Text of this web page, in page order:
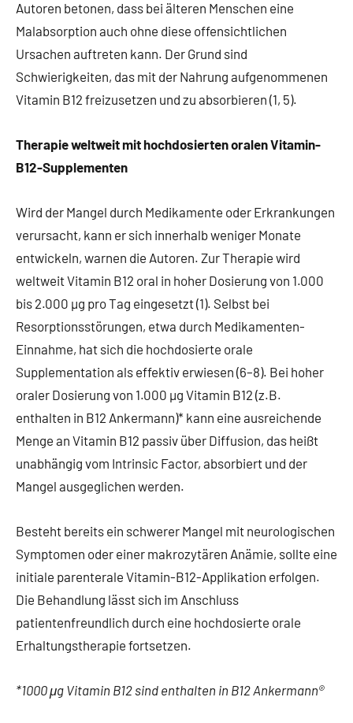
Autoren betonen, dass bei älteren Menschen eine
Malabsorption auch ohne diese offensichtlichen
Ursachen auftreten kann. Der Grund sind
Schwierigkeiten, das mit der Nahrung aufgenommenen
Vitamin B12 freizusetzen und zu absorbieren (1, 5).
Therapie weltweit mit hochdosierten oralen Vitamin-
B12-Supplementen
Wird der Mangel durch Medikamente oder Erkrankungen
verursacht, kann er sich innerhalb weniger Monate
entwickeln, warnen die Autoren. Zur Therapie wird
weltweit Vitamin B12 oral in hoher Dosierung von 1.000
bis 2.000 µg pro Tag eingesetzt (1). Selbst bei
Resorptionsstörungen, etwa durch Medikamenten-
Einnahme, hat sich die hochdosierte orale
Supplementation als effektiv erwiesen (6–8). Bei hoher
oraler Dosierung von 1.000 µg Vitamin B12 (z.B.
enthalten in B12 Ankermann)* kann eine ausreichende
Menge an Vitamin B12 passiv über Diffusion, das heißt
unabhängig vom Intrinsic Factor, absorbiert und der
Mangel ausgeglichen werden.
Besteht bereits ein schwerer Mangel mit neurologischen
Symptomen oder einer makrozytären Anämie, sollte eine
initiale parenterale Vitamin-B12-Applikation erfolgen.
Die Behandlung lässt sich im Anschluss
patientenfreundlich durch eine hochdosierte orale
Erhaltungstherapie fortsetzen.
*1000 μg Vitamin B12 sind enthalten in B12 Ankermann®